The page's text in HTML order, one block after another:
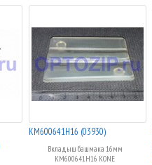
KM600641H16 (03930)
Вкладыш башмака 16мм
KM600641H16 KONE